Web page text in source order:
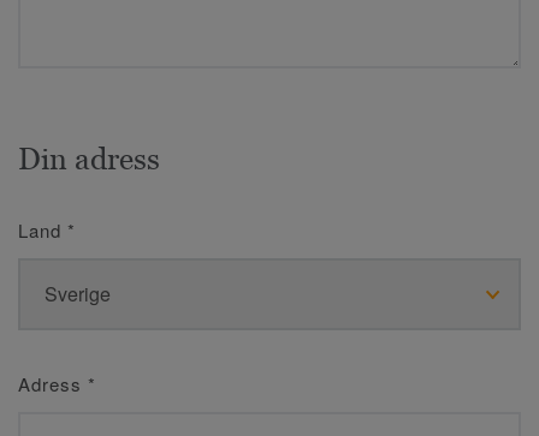
Din adress
Land *
Adress *